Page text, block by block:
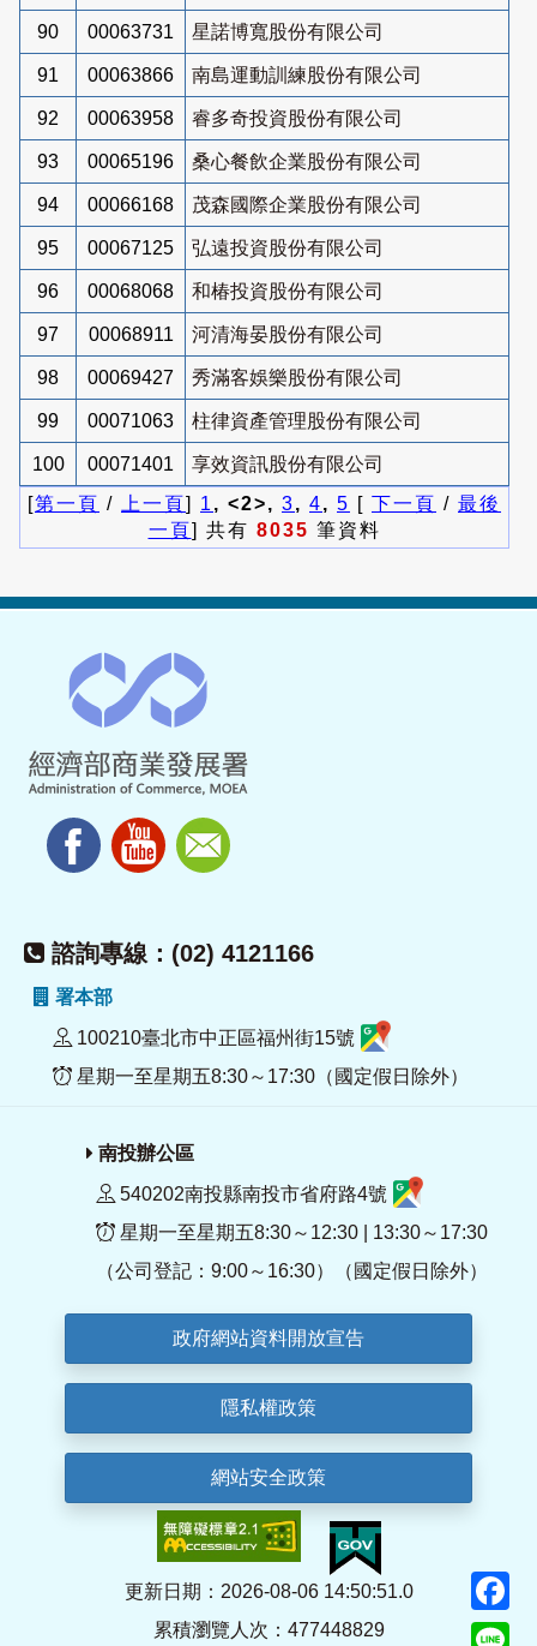
90 00063731 星諾博寬股份有限公司
91 00063866 南島運動訓練股份有限公司
92 00063958 睿多奇投資股份有限公司
93 00065196 桑心餐飲企業股份有限公司
94 00066168 茂森國際企業股份有限公司
95 00067125 弘遠投資股份有限公司
96 00068068 和椿投資股份有限公司
97 00068911 河清海晏股份有限公司
98 00069427 秀滿客娛樂股份有限公司
99 00071063 柱律資產管理股份有限公司
100 00071401
享效資訊股份有限公司
[第一頁 / 上一頁] 1 , <2>, 3, 4, 5 [ 下一頁 / 最後
一頁] 共有 8035 筆資料
諮詢專線：(02) 4121166
署本部
100210臺北市中正區福州街15號
星期一至星期五8:30～17:30（國定假日除外）
南投辦公區
540202南投縣南投市省府路4號
星期一至星期五8:30～12:30 | 13:30～17:30
（公司登記：9:00～16:30）（國定假日除外）
政府網站資料開放宣告
隱私權政策
網站安全政策
更新日期：2026-08-06 14:50:51.0
累積瀏覽人次：477448829